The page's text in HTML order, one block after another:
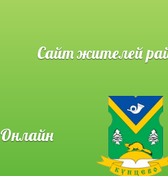
Сайт жителей
Онлайн